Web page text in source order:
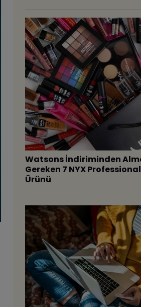
Watsons İndiriminden
Gereken 7 NYX
Ürünü